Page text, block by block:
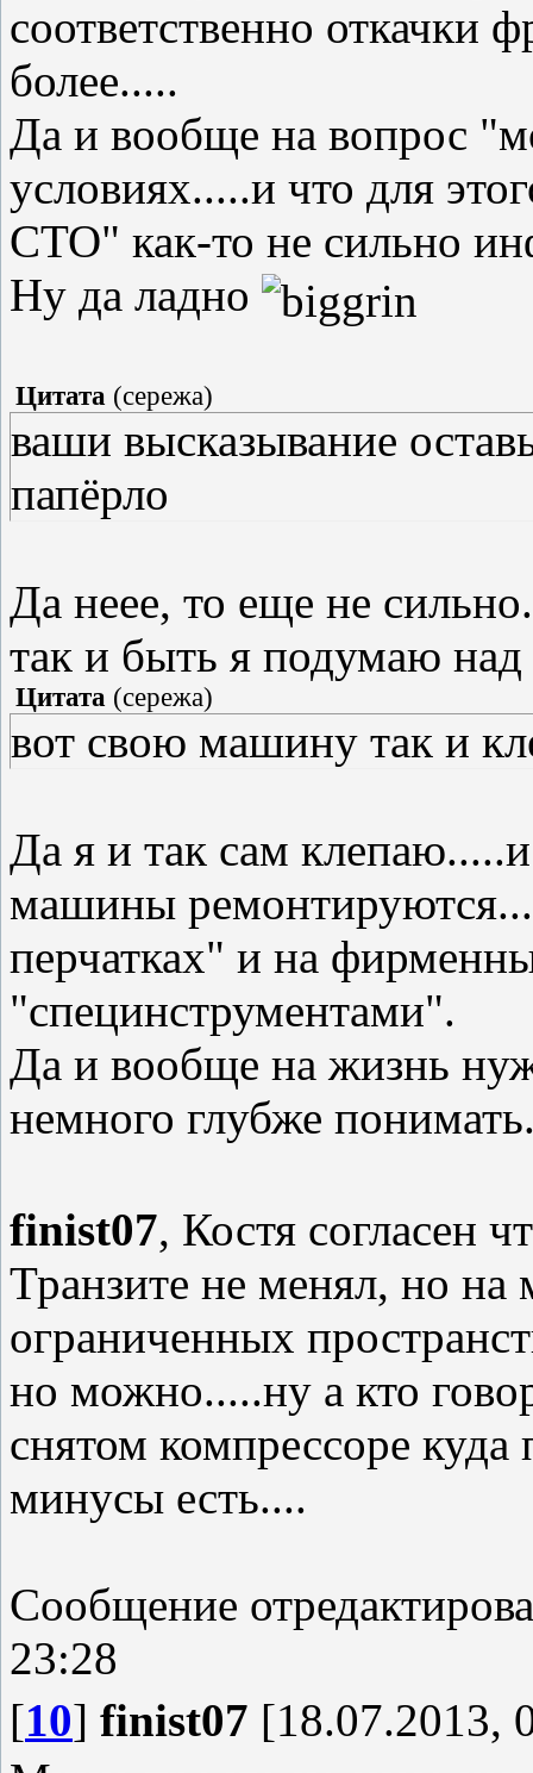
соответственно откачки
более.....
Да и вообще на вопрос
условиях.....и что для
СТО" как-то не сильно
Ну да ладно
Цитата (сережа)
ваши высказывание
папёрло
Да неее, то еще не
так и быть я подумаю
Цитата (сережа)
вот свою машину так и
Да я и так сам
машины
перчатках" и на
"специнструментами".
Да и вообще на жизнь
немного глубже
finist07, Костя согласен
Транзите не менял, но
ограниченных
но можно.....ну а кто
снятом компрессоре
минусы есть....
Сообщение
23:28
[10] finist07 [18.07.2013,